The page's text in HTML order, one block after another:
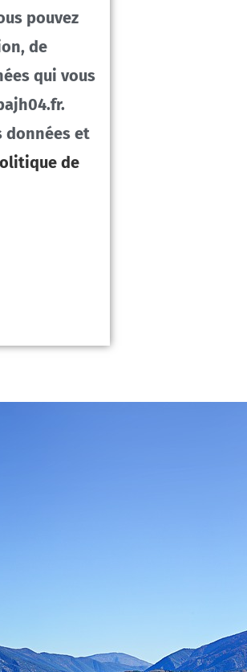
pouvez
de
qui vous
données et
de